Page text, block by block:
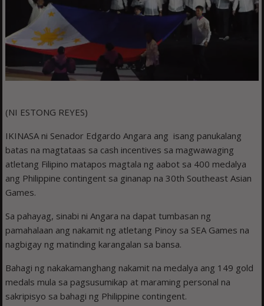
(NI ESTONG REYES)
IKINASA ni Senador Edgardo Angara ang isang panukalang
batas na magtataas sa cash incentives sa magwawaging
atletang Filipino matapos magtala ng aabot sa 400 medalya
ang Philippine contingent sa ginanap na 30th Southeast Asian
Games.
Sa pahayag, sinabi ni Angara na dapat tumbasan ng
pamahalaan ang nakamit ng atletang Pinoy sa SEA Games na
nagbigay ng matinding karangalan sa bansa.
Bahagi ng nakakamanghang nakamit na medalya ang 149 gold
medals mula sa pagsusumikap at maraming personal na
sakripisyo sa bahagi ng Philippine contingent.